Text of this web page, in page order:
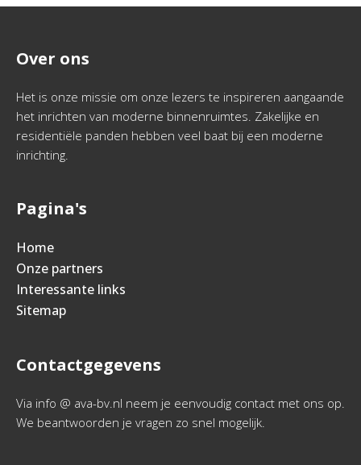
Over ons
Het is onze missie om onze lezers te inspireren aangaande
het inrichten van moderne binnenruimtes. Zakelijke en
residentiële panden hebben veel baat bij een moderne
inrichting.
Pagina's
Home
Onze partners
Interessante links
Sitemap
Contactgegevens
Via info @ ava-bv.nl neem je eenvoudig contact met ons op.
We beantwoorden je vragen zo snel mogelijk.